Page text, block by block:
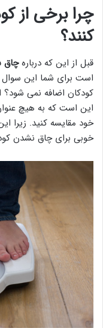
چرا برخی از
کنند؟
قبل از این که دربارهچاق
است برای شما این سوال
کودکان اضافه نمی شود؟
این است که به هیچ
خود مقایسه کنید. زیرا
خوبی برای چاق نشدن